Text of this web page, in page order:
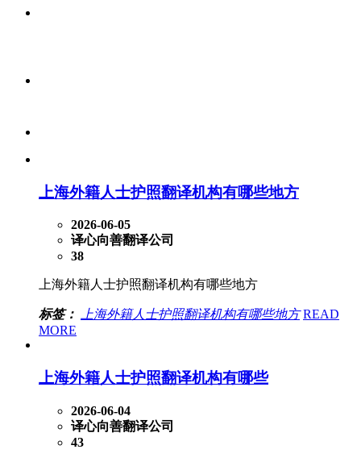
上海外籍人士护照翻译机构有哪些地方
2026-06-05
译心向善翻译公司
38
上海外籍人士护照翻译机构有哪些地方
标签： 上海外籍人士护照翻译机构有哪些地方 READ
MORE
上海外籍人士护照翻译机构有哪些
2026-06-04
译心向善翻译公司
43